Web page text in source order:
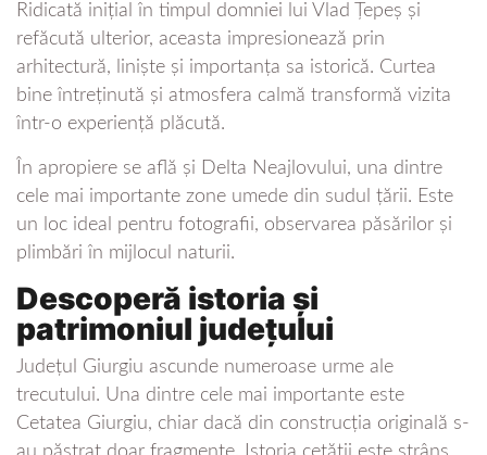
Ridicată inițial în timpul domniei lui Vlad Țepeș și
refăcută ulterior, aceasta impresionează prin
arhitectură, liniște și importanța sa istorică. Curtea
bine întreținută și atmosfera calmă transformă vizita
într-o experiență plăcută.
În apropiere se află și Delta Neajlovului, una dintre
cele mai importante zone umede din sudul țării. Este
un loc ideal pentru fotografii, observarea păsărilor și
plimbări în mijlocul naturii.
Descoperă istoria și
patrimoniul județului
Județul Giurgiu ascunde numeroase urme ale
trecutului. Una dintre cele mai importante este
Cetatea Giurgiu, chiar dacă din construcția originală s-